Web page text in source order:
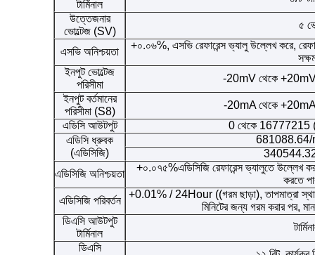
টার্মিনাল
উত্তেজনার
ভোল্টেজ (SV)
৫
এসভি অনিশ্চয়তা
+০.০৬%, এসভি রেফারেন্স ভ্যালু উল্লেখ করে,
ইনপুট ভোল্টেজ
পরিসীমা
-20mV থেকে +20mV
ইনপুট বর্তমানের
পরিসীমা (S8)
-20mA থেকে +20mA
এডিসি আউটপুট
0 থেকে 16777215
এডিসি ধ্রুবক
(এডিসিজি)
681088.64/
এডিসিজি অনিশ্চয়তা
+০.০৭৫%এডিসিজি রেফারেন্স ভ্যালুতে উল্লেখ
করতে
এডিসিজি পরিবর্তন
+0.01% / 24Hour ((গরম ছাড়া), তাপমাত্রা
মিনিটের জন্য গরম করার
ডিএসি আউটপুট
টার্মিনাল
ডিএসি